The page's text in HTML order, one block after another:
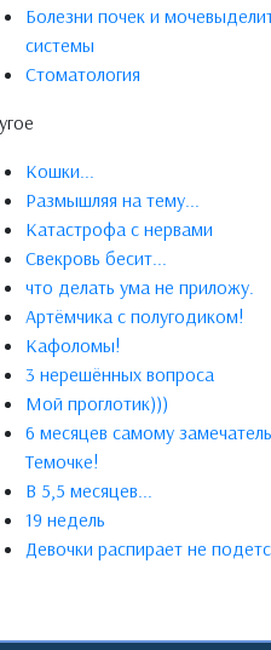
Болезни почек и
системы
Стоматология
Кошки...
Размышляя на тему...
Катастрофа с нервами
Свекровь бесит...
что делать ума не приложу.
Артёмчика с полугодиком!
Кафоломы!
3 нерешённых вопроса
Мой проглотик)))
6 месяцев самому
Темочке!
В 5,5 месяцев...
19 недель
Девочки распирает не